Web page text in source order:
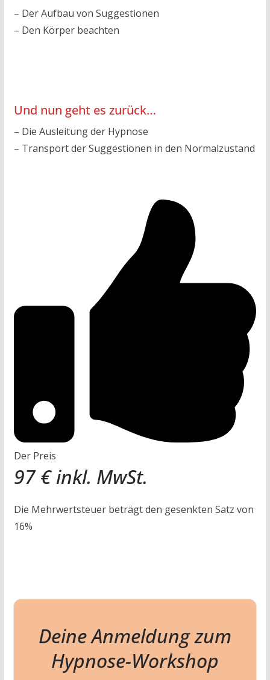
– Der Aufbau von Suggestionen
– Den Körper beachten
Und nun geht es zurück…
– Die Ausleitung der Hypnose
– Transport der Suggestionen in den Normalzustand
Der Preis
97 € inkl. MwSt.
Die Mehrwertsteuer beträgt den gesenkten Satz von
16%
Deine Anmeldung zum
Hypnose-Workshop